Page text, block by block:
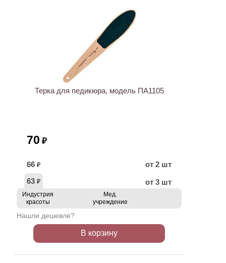
Терка для педикюра, модель ПА1105
70 ₽
66 ₽
от 2 шт
63 ₽ от 3 шт
Индустрия
красоты
Мед.
учреждение
Нашли дешевле?
В корзину